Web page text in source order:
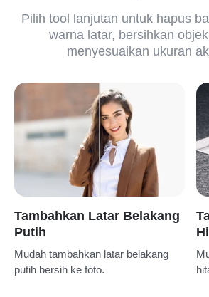
Pilih tool lanjutan untuk hapus
warna latar, bersihkan
menyesuaikan ukuran
Tambahkan Latar Belakang
Putih
Mudah tambahkan latar belakang
putih bersih ke foto.